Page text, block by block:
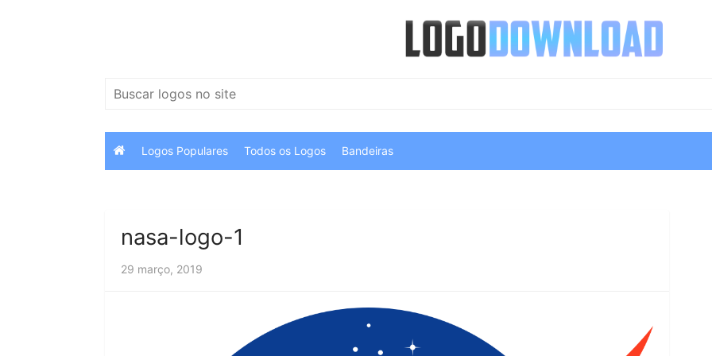
Pesquisar
Logos Populares Todos os Logos Bandeiras
nasa-logo-1
29 março, 2019